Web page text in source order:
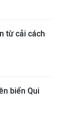
từ cải cách
biển Qui